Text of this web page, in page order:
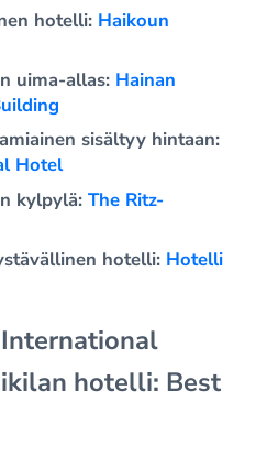
hotelli: Haikoun
uima-allas: Hainan
sisältyy hintaan:
Hotel
kylpylä:The Ritz-
hotelli: Hotelli
hotelli: Best